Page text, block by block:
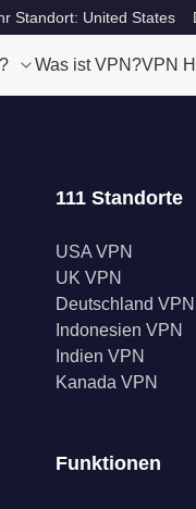
Standort: United States
Was ist VPN?VPN
111 Standorte
USA VPN
UK VPN
Deutschland VPN
Indonesien VPN
Indien VPN
Kanada VPN
Funktionen